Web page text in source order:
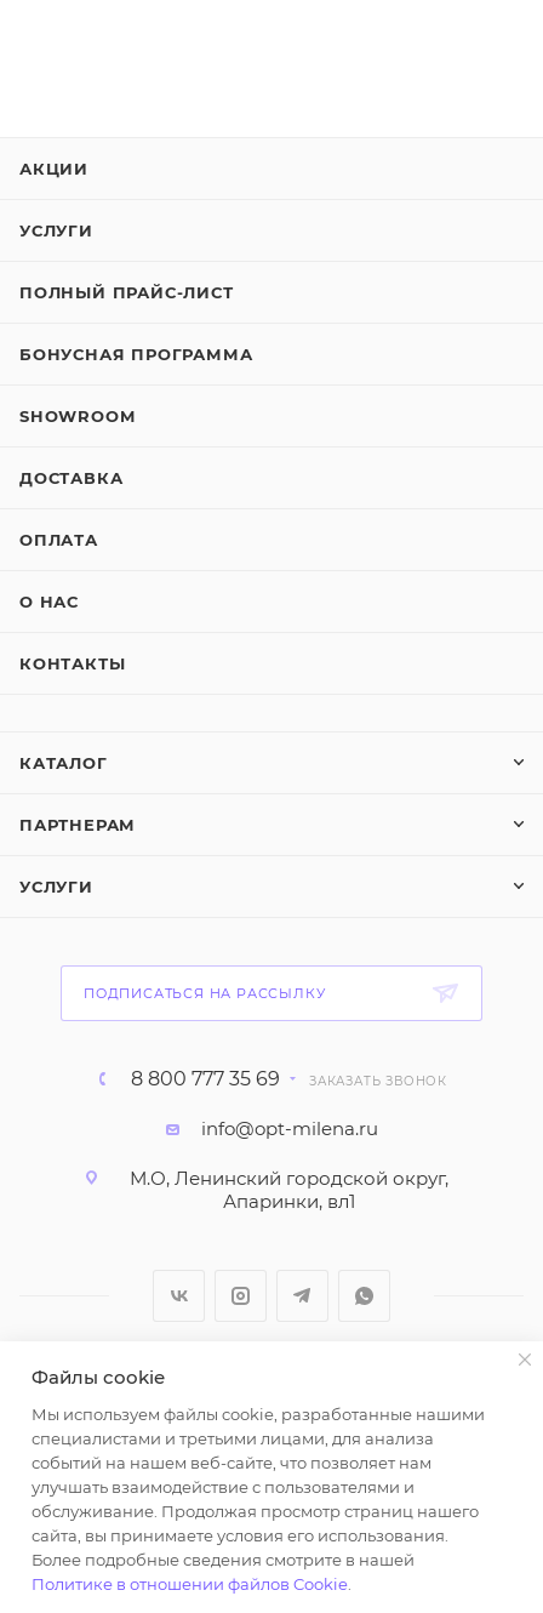
АКЦИИ
УСЛУГИ
ПОЛНЫЙ ПРАЙС-ЛИСТ
БОНУСНАЯ ПРОГРАММА
SHOWROOM
ДОСТАВКА
ОПЛАТА
О НАС
КОНТАКТЫ
КАТАЛОГ
ПАРТНЕРАМ
УСЛУГИ
ПОДПИСАТЬСЯ НА РАССЫЛКУ
8 800 777 35 69 ЗАКАЗАТЬ ЗВОНОК
info@opt-milena.ru
М.О, Ленинский городской округ,
Апаринки, вл1
2026 © ООО "Вайт Текстиль групп"
Любая информация на сайте носит справочный
характер и не является публичной офертой
определяемой положениями пункта 2 статьи 437
Гражданского кодекса Российской Федерации.
Использование любых материалов, опубликованных
на https://opt-milena.ru, допустимо только при
наличии письменного разрешения редакции и
Файлы cookie
Мы используем файлы cookie, разработанные нашими
специалистами и третьими лицами, для анализа
событий на нашем веб-сайте, что позволяет нам
улучшать взаимодействие с пользователями и
обслуживание. Продолжая просмотр страниц нашего
сайта, вы принимаете условия его использования.
Более подробные сведения смотрите в нашей
Политике в отношении файлов Cookie